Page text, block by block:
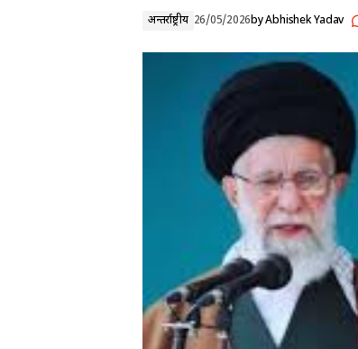
अन्तर्राष्ट्रीय 26/05/2026byAbhishek Yadav